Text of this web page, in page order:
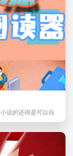
说的还得是可以自